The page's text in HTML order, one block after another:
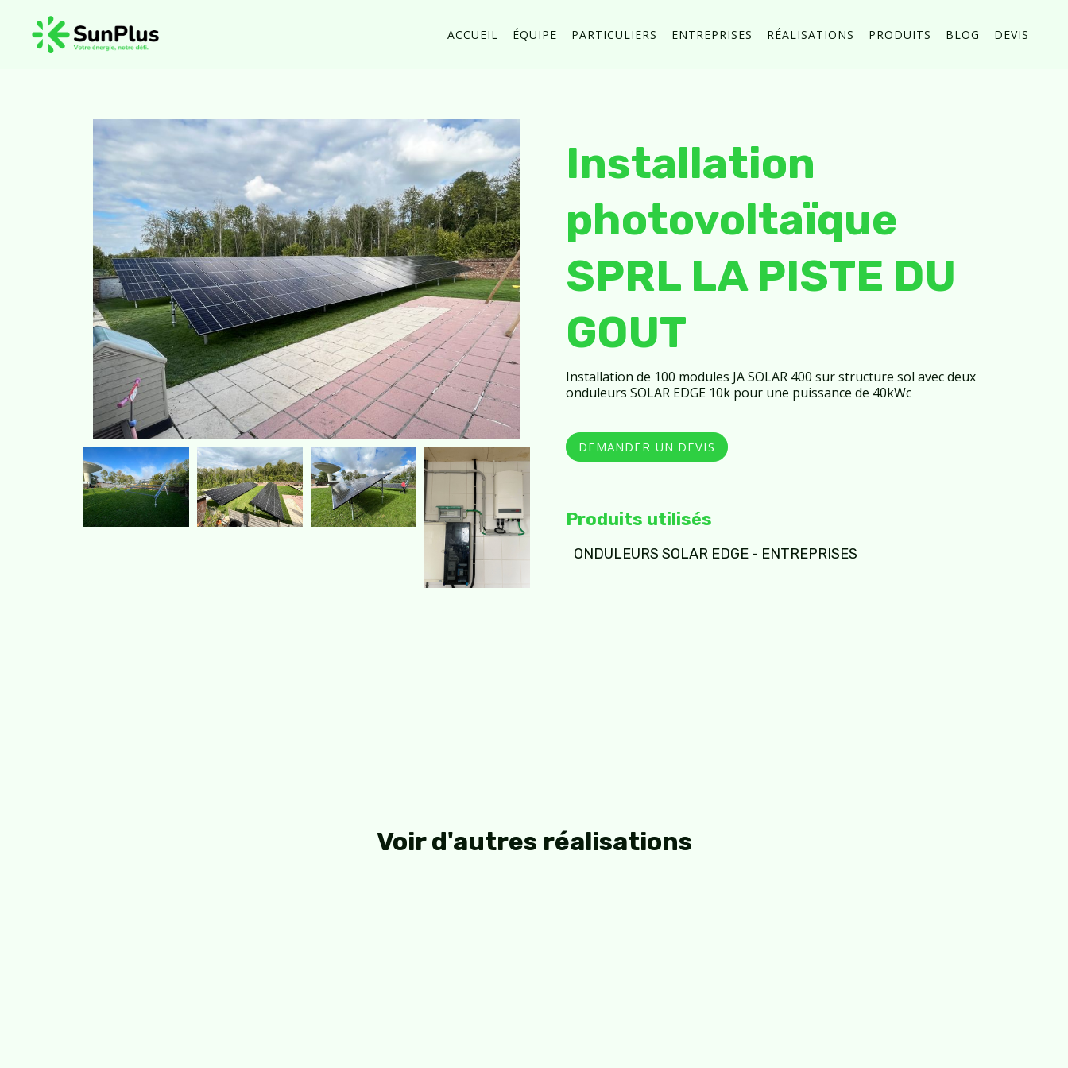
ACCUEIL ÉQUIPE PARTICULIERS ENTREPRISES RÉALISATIONS PRODUITS BLOG DEVIS
Installation
photovoltaïque
SPRL LA PISTE DU
GOUT
Installation de 100 modules JA SOLAR 400 sur structure sol avec deux
onduleurs SOLAR EDGE 10k pour une puissance de 40kWc
DEMANDER UN DEVIS
Produits utilisés
ONDULEURS SOLAR EDGE - ENTREPRISES
Voir d'autres réalisations